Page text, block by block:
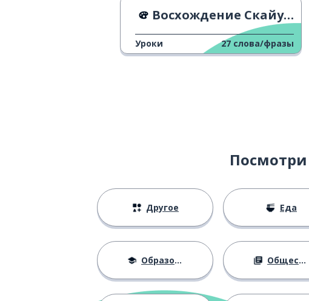
Восхождение Скайуокера - трейлер
Уроки 27 слова/фразы
Другое Еда
Образование Общество